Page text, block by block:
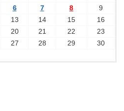
6 7 8
9
13 14 15
16
20 21 22
23
27 28 29
30